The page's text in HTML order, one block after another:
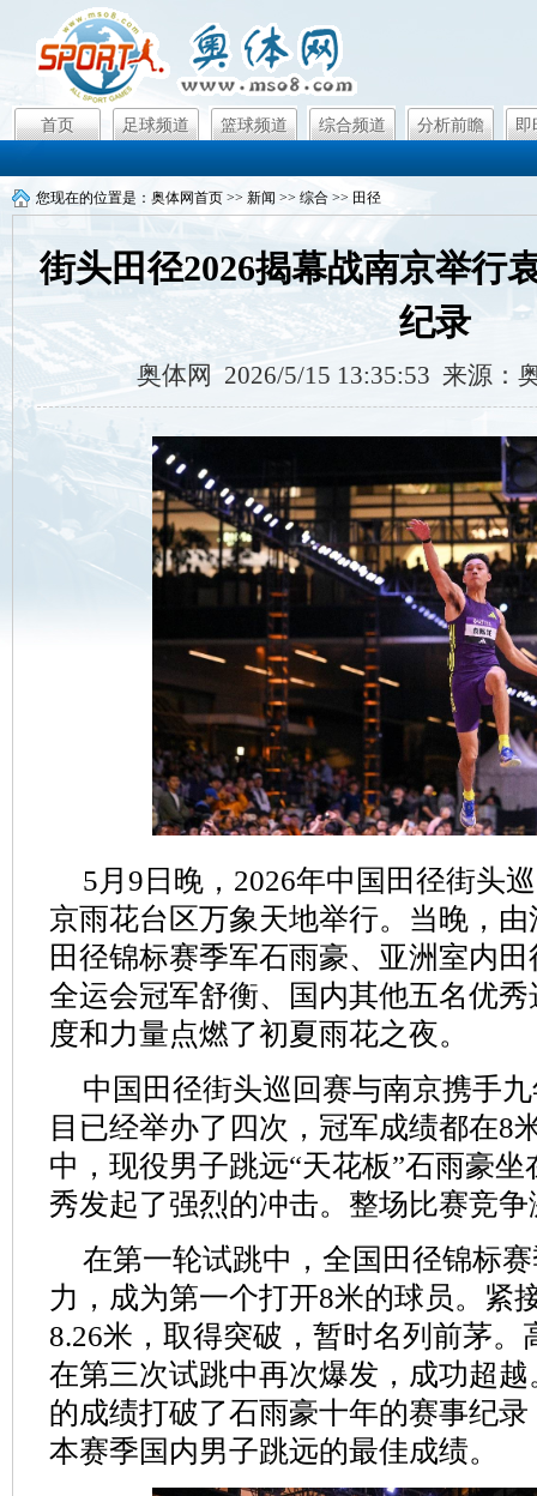
首页 足球频道 篮球频道 综合频道 分析前瞻 即
您现在的位置是： 奥体网首页 >> 新闻 >> 综合 >> 田径
街头田径2026揭幕战南京举行
纪录
奥体网 2026/5/15 13:35:53 来源：
5月9日晚，2026年中国田径街头
京雨花台区万象天地举行。当晚，
田径锦标赛季军石雨豪、亚洲室内
全运会冠军舒衡、国内其他五名优
度和力量点燃了初夏雨花之夜。
中国田径街头巡回赛与南京携手
目已经举办了四次，冠军成绩都在8
中，现役男子跳远“天花板”石雨豪
秀发起了强烈的冲击。整场比赛竞
在第一轮试跳中，全国田径锦标
力，成为第一个打开8米的球员。紧
8.26米，取得突破，暂时名列前茅。
在第三次试跳中再次爆发，成功超
的成绩打破了石雨豪十年的赛事纪
本赛季国内男子跳远的最佳成绩。